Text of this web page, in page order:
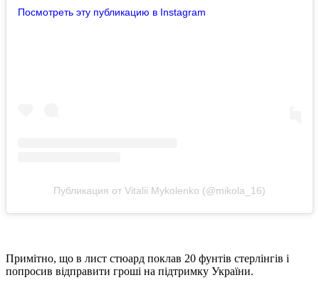
Посмотреть эту публикацию в Instagram
Публикация от Vitalii Mykolenko (@mikola_16)
Примітно, що в лист стюард поклав 20 фунтів стерлінгів і
попросив відправити гроші на підтримку України.